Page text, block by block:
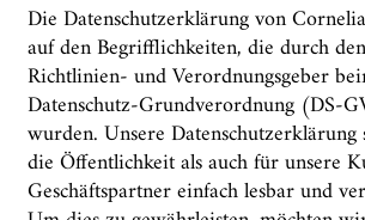
Die Datenschutzerklärung von
auf den Begrifflichkeiten, die durch
Richtlinien- und Verordnungsgeber
Datenschutz-Grundverordnung (DS-
wurden. Unsere
die Öffentlichkeit als auch für unsere
Geschäftspartner einfach lesbar und